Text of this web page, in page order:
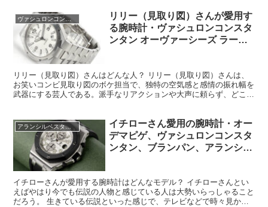
ヴァシュロンコンスタンタン
リリー（見取り図）さんが愛用す
る腕時計・ヴァシュロンコンスタ
ンタン オーヴァーシーズ ラージ
リリー（見取り図）さんはどんな人？ リリー（見取り図）さんは、
お笑いコンビ見取り図のボケ担当で、独特の空気感と感情の振れ幅を
武器にする芸人である。派手なリアクションや大声に頼らず、どこか
アランシルベスタイン
イチローさん愛用の腕時計・オー
デマピゲ、ヴァシュロンコンスタ
ンタン、ブランパン、アランシル
イチローさんが愛用する腕時計はどんなモデル？ イチローさんとい
えばやはり今でも伝説の人物と感じている人は大勢いらっしゃること
だろう。 生きている伝説といった感じで、テレビなどで時々見かけ